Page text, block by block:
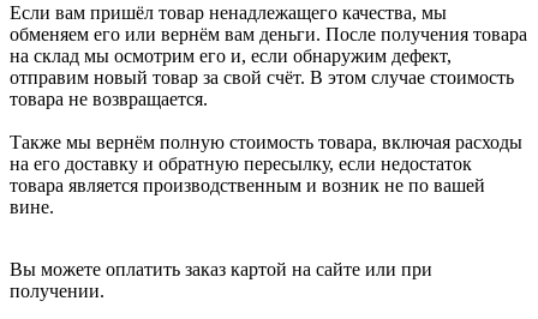
Если вам пришёл товар ненадлежащего качества, мы
обменяем его или вернём вам деньги. После получения товара
на склад мы осмотрим его и, если обнаружим дефект,
отправим новый товар за свой счёт. В этом случае стоимость
товара не возвращается.
Также мы вернём полную стоимость товара, включая расходы
на его доставку и обратную пересылку, если недостаток
товара является производственным и возник не по вашей
вине.
Вы можете оплатить заказ картой на сайте или при
получении.